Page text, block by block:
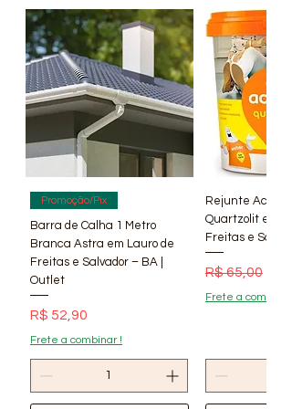
nossas Lojas.
Promoção/Pix
Barra de Calha 1 Metro
Branca Astra em Lauro de
Freitas e Salvador – BA |
Outlet
Preço
R$ 52,90
Frete a combinar !
Rejunte Acrílico
Quartzolit em
Freitas e
Preço normal
R$ 65,00
Frete a combinar !